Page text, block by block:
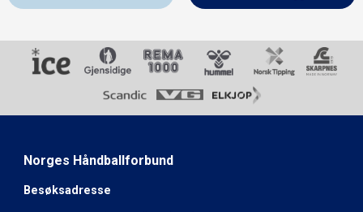
Norges Håndballforbund
Besøksadresse